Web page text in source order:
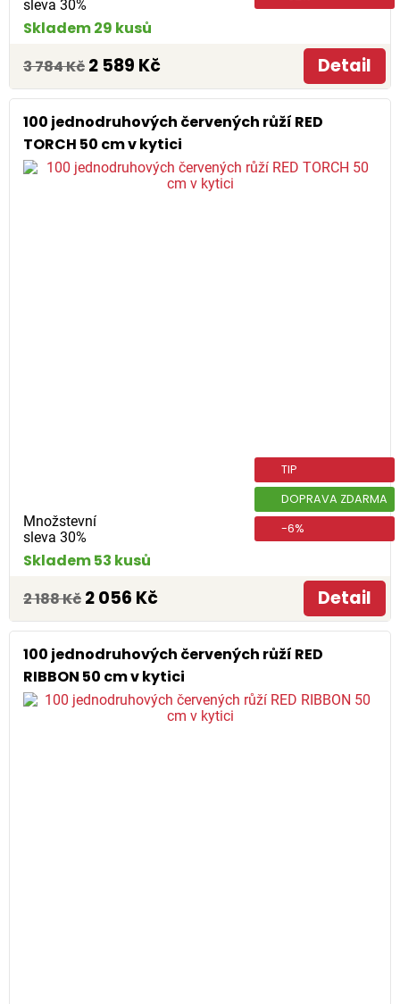
sleva 30%
Skladem 29 kusů
3 784 Kč 2 589 Kč Detail
100 jednodruhových červených růží RED
TORCH 50 cm v kytici
Množstevní
sleva 30%
TIP
DOPRAVA ZDARMA
-6%
Skladem 53 kusů
2 188 Kč 2 056 Kč Detail
100 jednodruhových červených růží RED
RIBBON 50 cm v kytici